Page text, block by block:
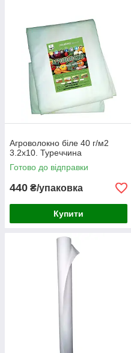
Агроволокно біле 40 г/м2
3.2х10. Туреччина
Готово до відправки
440 ₴/упаковка
Купити